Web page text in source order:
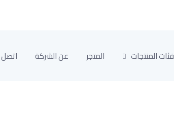
فئات المنتجات المتجر عن الشركة اتصل